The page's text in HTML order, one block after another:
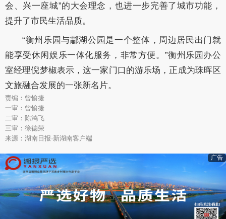
会、兴一座城”的大会理念，也进一步完善了城市功能，
提升了市民生活品质。
“衡州乐园与酃湖公园是一个整体，周边居民出门就
能享受休闲娱乐一体化服务，非常方便。”衡州乐园办公
室经理倪梦椒表示 ，这一家门口的游乐场，正成为珠晖区
文旅融合发展的一张新名片。
责编：曾愉捷
一审：曾愉捷
二审：陈鸿飞
三审：徐德荣
来源：湖南日报·新湖南客户端
广告